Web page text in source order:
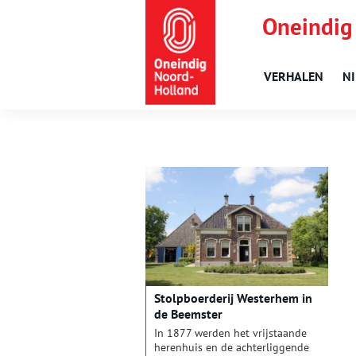
VERHALEN
Stolpboerderij Westerhem in
de Beemster
In 1877 werden het vrijstaande
herenhuis en de achterliggende